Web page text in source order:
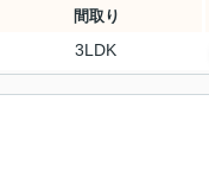
間取り
3LDK